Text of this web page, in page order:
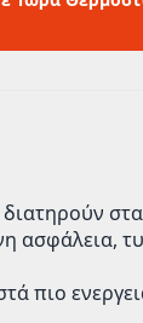
πιο